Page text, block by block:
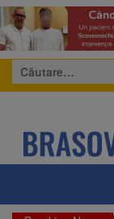
Caută
după: